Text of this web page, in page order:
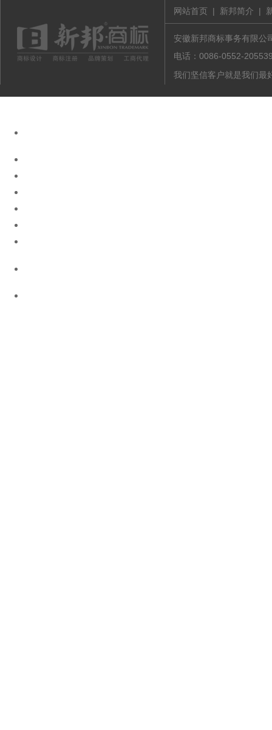
网站首页 | 新邦简介 |
安徽新邦商标事务有限公
电话：0086-0552-
我们坚信客户就是我们最